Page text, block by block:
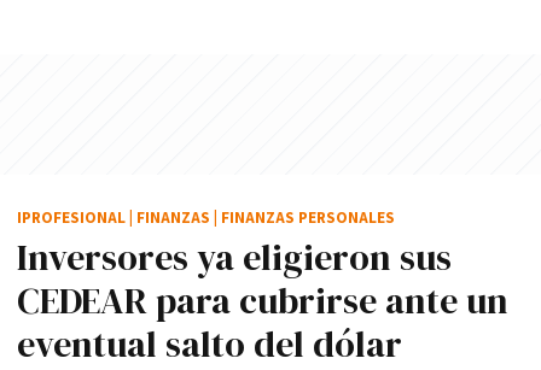
Inversores ya eligieron sus
CEDEAR para cubrirse ante un
eventual salto del dólar
IPROFESIONAL FINANZAS FINANZAS PERSONALES